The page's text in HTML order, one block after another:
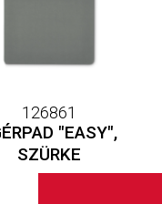
126861
"EASY",
SZÜRKE